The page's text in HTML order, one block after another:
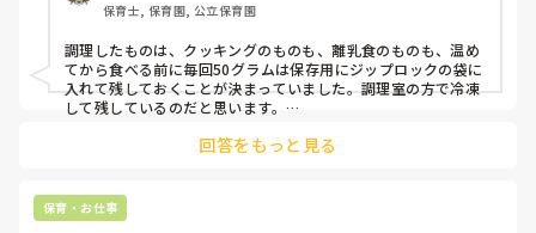
保育士, 保育園, 公立保育園
調理したものは、クッキングのものも、離乳食のものも、温め
てから食べる前に毎回50グラムは保存用にジップロックの袋に
入れて残しておくことが決まっていました。調理室の方で冷凍
して残しているのだと思います。
保育園のマニュアルみたいなものがあれば安心ですが、ある園
回答をもっと見る
保育・お仕事